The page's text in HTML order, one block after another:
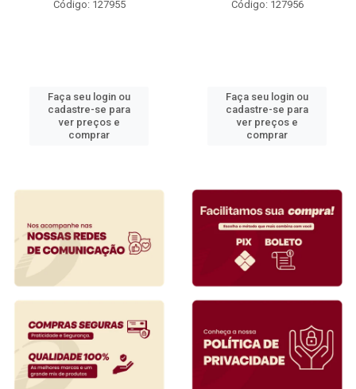
Código: 127955
Faça seu login ou
cadastre-se para
ver preços e
comprar
Código: 127956
Faça seu login ou
cadastre-se para
ver preços e
comprar